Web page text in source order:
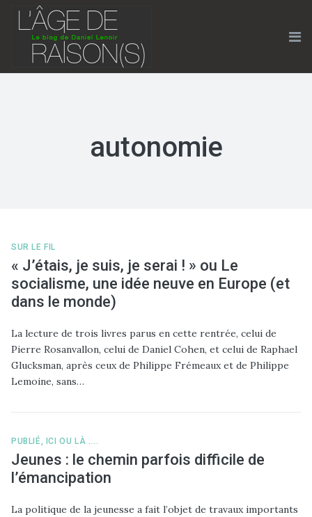
Skip
content
autonomie
SUR LE FIL
« J’étais, je suis, je serai ! » ou Le
socialisme, une idée neuve en Europe (et
dans le monde)
La lecture de trois livres parus en cette rentrée, celui de
Pierre Rosanvallon, celui de Daniel Cohen, et celui de Raphael
Glucksman, après ceux de Philippe Frémeaux et de Philippe
Lemoine, sans…
PUBLIÉ, ICI OU LÀ ....
Jeunes : le chemin parfois difficile de
l’émancipation
La politique de la jeunesse a fait l’objet de travaux importants